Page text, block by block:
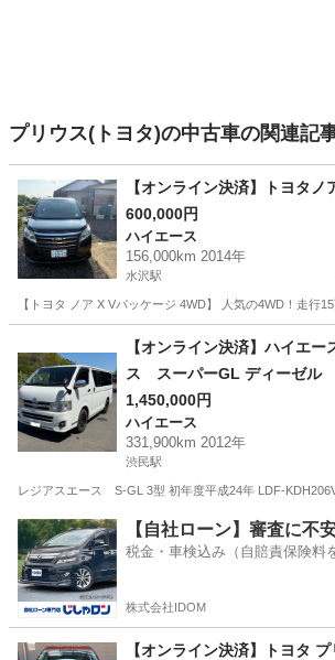
プリウス(トヨタ)の中古車の関連記
【オンライン決済】トヨタノ
600,000円
ハイエース
156,000km 2014年
水沢駅
【トヨタ ノア X Vパッケージ 4WD】 人気の4WD！走
水沢駅 ハイエース
【オンライン決済】ハイエ
ス スーパーGL ディーゼ
1,450,000円
ハイエース
331,900km 2012年
渋民駅
レジアスエース S-GL 3型 初年度平成24年 LDF-
岩手 盛岡市 渋民駅 ハイエース
【自社ローン】審査に不
税金・車検込み（自賠責保険料
株式会社IDOM
【オンライン決済】トヨタ